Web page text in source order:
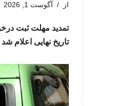
از آگوست 1, 2026
تمدید مهلت ثبت
تاریخ نهایی اعلام شد